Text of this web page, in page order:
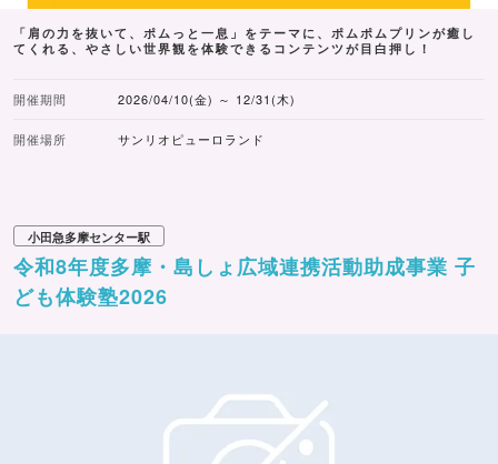
「肩の力を抜いて、ポムっと一息」をテーマに、ポムポムプリンが癒し
てくれる、やさしい世界観を体験できるコンテンツが目白押し！
開催期間 2026/04/10(金) ～ 12/31(木)
開催場所 サンリオピューロランド
小田急多摩センター駅
令和8年度多摩・島しょ広域連携活動助成事業 子
ども体験塾2026